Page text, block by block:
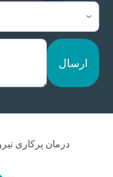
ارسال
درمان پرکاری